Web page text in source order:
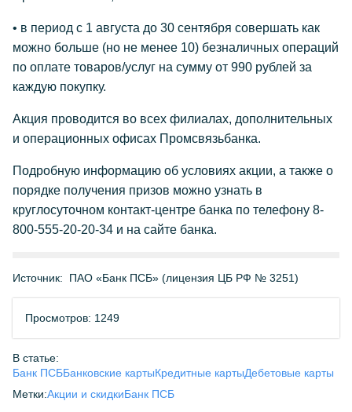
• в период с 1 августа до 30 сентября совершать как
можно больше (но не менее 10) безналичных операций
по оплате товаров/услуг на сумму от 990 рублей за
каждую покупку.
Акция проводится во всех филиалах, дополнительных
и операционных офисах Промсвязьбанка.
Подробную информацию об условиях акции, а также о
порядке получения призов можно узнать в
круглосуточном контакт-центре банка по телефону 8-
800-555-20-20-34 и на сайте банка.
Источник: ПАО «Банк ПСБ» (лицензия ЦБ РФ № 3251)
Просмотров: 1249
В статье:
Банк ПСББанковские картыКредитные картыДебетовые карты
Метки:Акции и скидкиБанк ПСБ